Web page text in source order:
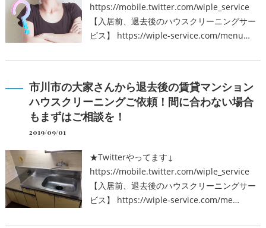
https://mobile.twitter.com/wiple_service
【入居前、退去後のハウスクリーニングサー
ビス】 https://wiple-service.com/menu…
市川市の大家さんから退去後の賃貸マンション
ハウスクリーニングご依頼！間に合わない場合
もまずはご相談を！
2019/09/01
★Twitterやってます↓
https://mobile.twitter.com/wiple_service
【入居前、退去後のハウスクリーニングサー
ビス】 https://wiple-service.com/me…